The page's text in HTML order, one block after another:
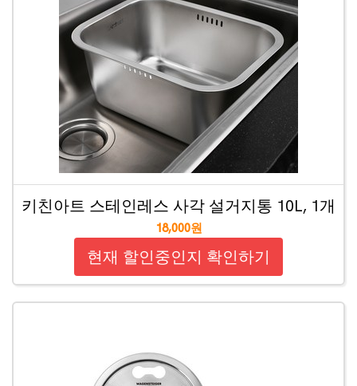
키친아트 스테인레스 사각 설거지통 10L, 1개
18,000원
현재 할인중인지 확인하기